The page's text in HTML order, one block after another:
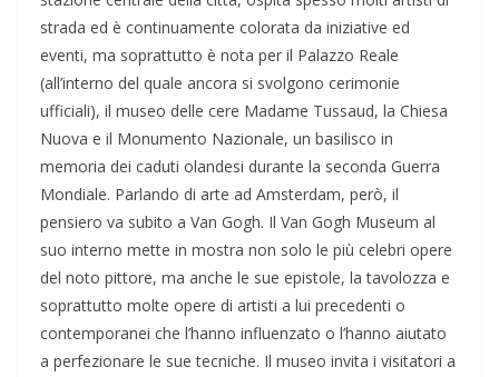
strada ed è continuamente colorata da iniziative ed
eventi, ma soprattutto è nota per il Palazzo Reale
(all’interno del quale ancora si svolgono cerimonie
ufficiali), il museo delle cere Madame Tussaud, la Chiesa
Nuova e il Monumento Nazionale, un basilisco in
memoria dei caduti olandesi durante la seconda Guerra
Mondiale. Parlando di arte ad Amsterdam, però, il
pensiero va subito a Van Gogh. Il Van Gogh Museum al
suo interno mette in mostra non solo le più celebri opere
del noto pittore, ma anche le sue epistole, la tavolozza e
soprattutto molte opere di artisti a lui precedenti o
contemporanei che l’hanno influenzato o l’hanno aiutato
a perfezionare le sue tecniche. Il museo invita i visitatori a